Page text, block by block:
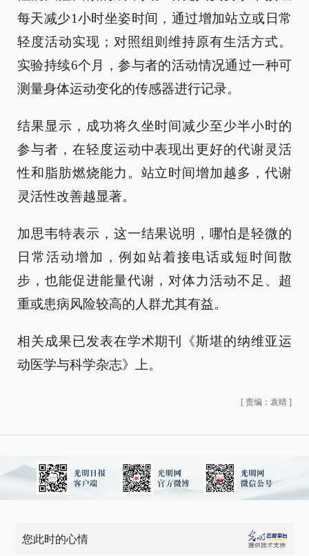
每天减少1小时坐姿时间，通过增加站立或日常
轻度活动实现；对照组则维持原有生活方式。
实验持续6个月，参与者的活动情况通过一种可
测量身体运动变化的传感器进行记录。
结果显示，成功将久坐时间减少至少半小时的
参与者，在轻度运动中表现出更好的代谢灵活
性和脂肪燃烧能力。站立时间增加越多，代谢
灵活性改善越显著。
加思韦特表示，这一结果说明，哪怕是轻微的
日常活动增加，例如站着接电话或短时间散
步，也能促进能量代谢，对体力活动不足、超
重或患病风险较高的人群尤其有益。
相关成果已发表在学术期刊《斯堪的纳维亚运
动医学与科学杂志》上。
[ 责编：袁晴 ]
您此时的心情